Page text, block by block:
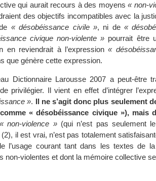
qui aurait recours à des moyens « non-
des objectifs incompatibles avec la
« désobéissance civile », ni de«
civique non-violente » pourrait être
en reviendrait à l’expression«
que génère cette expression.
Dictionnaire Larousse 2007 a peut-être
privilégier. Il vient en effet d’intégrer
». Il ne s’agit donc plus seulement
« désobéissance civique »), mais
« non-violence »(qui n’est pas seulement
(2), il est vrai, n’est pas totalement
l’usage courant tant dans les textes de
non-violentes et dont la mémoire collective